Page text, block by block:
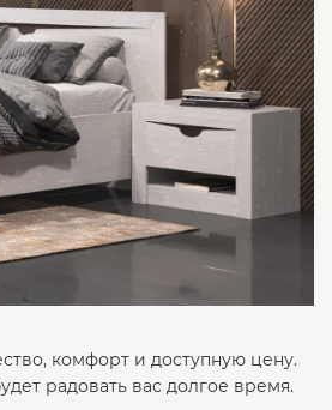
комфорт и доступную цену.
радовать вас долгое время.